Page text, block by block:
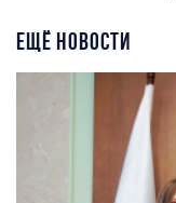
ЕЩЁ НОВОСТИ